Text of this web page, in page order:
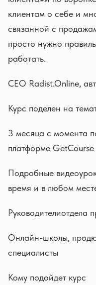
клиентам о себе и
связанной с
просто нужно
работать.
CEO Radist.Online,
Курс поделен на
3 месяца с момента
платформе GetCourse
Подробные
время и в любом
Руководителиотдела
Онлайн-школы,
специалисты
Кому подойдет курс